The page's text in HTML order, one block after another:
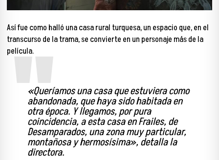
Así fue como halló una casa rural turquesa, un espacio que, en el
transcurso de la trama, se convierte en un personaje más de la
película.
«Queríamos una casa que estuviera como
abandonada, que haya sido habitada en
otra época. Y llegamos, por pura
coincidencia, a esta casa en Frailes, de
Desamparados, una zona muy particular,
montañosa y hermosísima», detalla la
directora.